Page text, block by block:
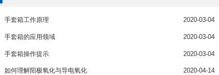
手套箱工作原理 2020-03-04
手套箱的应用领域 2020-03-04
手套箱操作提示 2020-03-04
如何理解阳极氧化与导电氧化 2020-04-14